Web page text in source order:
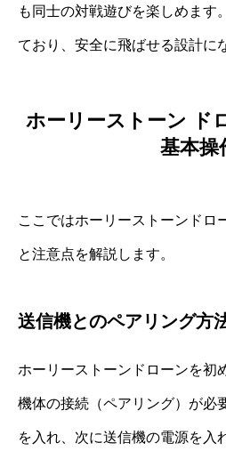
も同士の対戦遊びを楽しめます
ており、安全に飛ばせる設計に
ホーリーストーン ド
基本操
ここではホーリーストーンドロ
と注意点を解説します。
送信機とのペアリング方
ホーリーストーンドローンを初
機体の接続（ペアリング）が必
を入れ、次に送信機の電源を入